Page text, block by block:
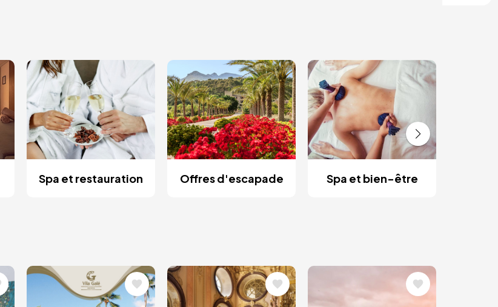
Spa et restauration Offres d'escapade Spa et bien-être
Image Image